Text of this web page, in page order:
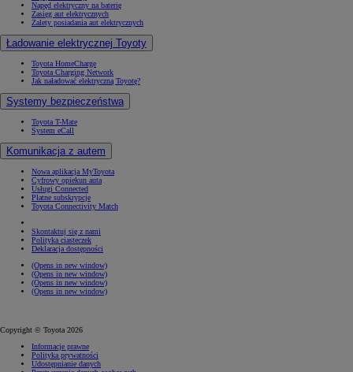
Napęd elektryczny na baterię
Zasięg aut elektrycznych
Zalety posiadania aut elektrycznych
Ładowanie elektrycznej Toyoty
Toyota HomeCharge
Toyota Charging Network
Jak naładować elektryczną Toyotę?
Systemy bezpieczeństwa
Toyota T-Mate
System eCall
Komunikacja z autem
Nowa aplikacja MyToyota
Cyfrowy opiekun auta
Usługi Connected
Płatne subskrypcje
Toyota Connectivity Match
Skontaktuj się z nami
Polityka ciasteczek
Deklaracja dostępności
(Opens in new window)
(Opens in new window)
(Opens in new window)
(Opens in new window)
Copyright © Toyota 2026
Informacje prawne
Polityka prywatności
Udostępnianie danych